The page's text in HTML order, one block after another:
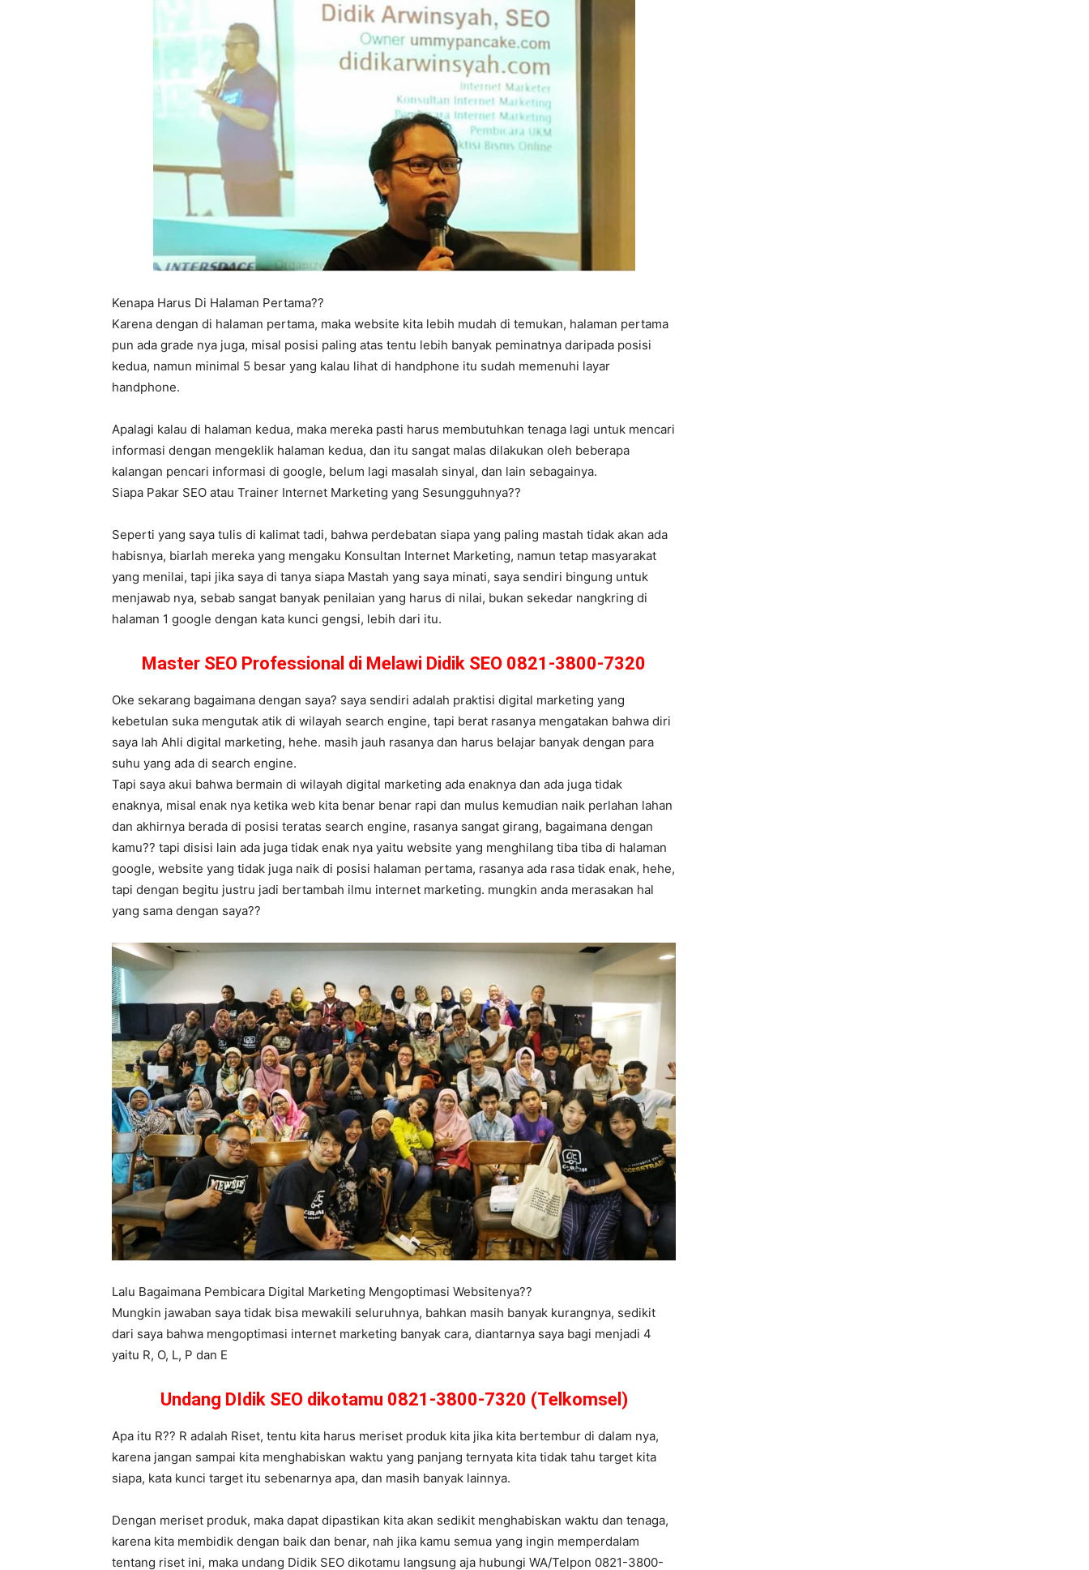
Kenapa Harus Di Halaman Pertama??
Karena dengan di halaman pertama, maka website kita lebih mudah di temukan, halaman pertama
pun ada grade nya juga, misal posisi paling atas tentu lebih banyak peminatnya daripada posisi
kedua, namun minimal 5 besar yang kalau lihat di handphone itu sudah memenuhi layar
handphone.
Apalagi kalau di halaman kedua, maka mereka pasti harus membutuhkan tenaga lagi untuk mencari
informasi dengan mengeklik halaman kedua, dan itu sangat malas dilakukan oleh beberapa
kalangan pencari informasi di google, belum lagi masalah sinyal, dan lain sebagainya.
Siapa Pakar SEO atau Trainer Internet Marketing yang Sesungguhnya??
Seperti yang saya tulis di kalimat tadi, bahwa perdebatan siapa yang paling mastah tidak akan ada
habisnya, biarlah mereka yang mengaku Konsultan Internet Marketing, namun tetap masyarakat
yang menilai, tapi jika saya di tanya siapa Mastah yang saya minati, saya sendiri bingung untuk
menjawab nya, sebab sangat banyak penilaian yang harus di nilai, bukan sekedar nangkring di
halaman 1 google dengan kata kunci gengsi, lebih dari itu.
Master SEO Professional di Melawi Didik SEO 0821-3800-7320
Oke sekarang bagaimana dengan saya? saya sendiri adalah praktisi digital marketing yang
kebetulan suka mengutak atik di wilayah search engine, tapi berat rasanya mengatakan bahwa diri
saya lah Ahli digital marketing, hehe. masih jauh rasanya dan harus belajar banyak dengan para
suhu yang ada di search engine.
Tapi saya akui bahwa bermain di wilayah digital marketing ada enaknya dan ada juga tidak
enaknya, misal enak nya ketika web kita benar benar rapi dan mulus kemudian naik perlahan lahan
dan akhirnya berada di posisi teratas search engine, rasanya sangat girang, bagaimana dengan
kamu?? tapi disisi lain ada juga tidak enak nya yaitu website yang menghilang tiba tiba di halaman
google, website yang tidak juga naik di posisi halaman pertama, rasanya ada rasa tidak enak, hehe,
tapi dengan begitu justru jadi bertambah ilmu internet marketing. mungkin anda merasakan hal
yang sama dengan saya??
Lalu Bagaimana Pembicara Digital Marketing Mengoptimasi Websitenya??
Mungkin jawaban saya tidak bisa mewakili seluruhnya, bahkan masih banyak kurangnya, sedikit
dari saya bahwa mengoptimasi internet marketing banyak cara, diantarnya saya bagi menjadi 4
yaitu R, O, L, P dan E
Undang DIdik SEO dikotamu 0821-3800-7320 (Telkomsel)
Apa itu R?? R adalah Riset, tentu kita harus meriset produk kita jika kita bertembur di dalam nya,
karena jangan sampai kita menghabiskan waktu yang panjang ternyata kita tidak tahu target kita
siapa, kata kunci target itu sebenarnya apa, dan masih banyak lainnya.
Dengan meriset produk, maka dapat dipastikan kita akan sedikit menghabiskan waktu dan tenaga,
karena kita membidik dengan baik dan benar, nah jika kamu semua yang ingin memperdalam
tentang riset ini, maka undang Didik SEO dikotamu langsung aja hubungi WA/Telpon 0821-3800-